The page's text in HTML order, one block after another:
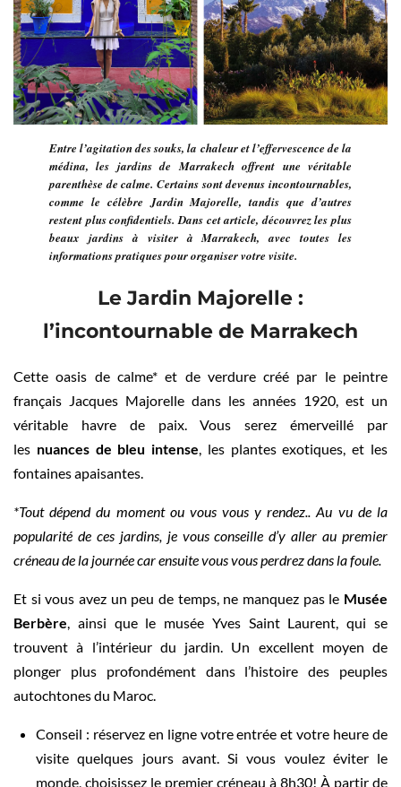
Entre l’agitation des souks, la chaleur et l’effervescence de la
médina, les jardins de Marrakech offrent une véritable
parenthèse de calme. Certains sont devenus incontournables,
comme le célèbre Jardin Majorelle, tandis que d’autres
restent plus confidentiels. Dans cet article, découvrez les plus
beaux jardins à visiter à Marrakech, avec toutes les
informations pratiques pour organiser votre visite.
Le Jardin Majorelle :
l’incontournable de Marrakech
Cette oasis de calme* et de verdure créé par le peintre
français Jacques Majorelle dans les années 1920, est un
véritable havre de paix. Vous serez émerveillé par
les nuances de bleu intense, les plantes exotiques, et les
fontaines apaisantes.
*Tout dépend du moment ou vous vous y rendez.. Au vu de la
popularité de ces jardins, je vous conseille d’y aller au premier
créneau de la journée car ensuite vous vous perdrez dans la foule.
Et si vous avez un peu de temps, ne manquez pas le Musée
Berbère, ainsi que le musée Yves Saint Laurent, qui se
trouvent à l’intérieur du jardin. Un excellent moyen de
plonger plus profondément dans l’histoire des peuples
autochtones du Maroc.
Conseil : réservez en ligne votre entrée et votre heure de
visite quelques jours avant. Si vous voulez éviter le
monde, choisissez le premier créneau à 8h30! À partir de